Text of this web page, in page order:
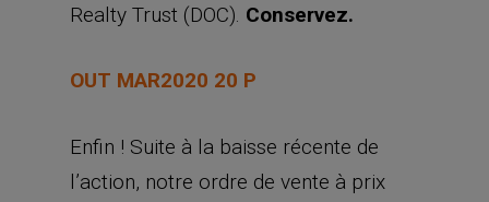
Realty Trust (DOC). Conservez.
OUT MAR2020 20 P
Enfin ! Suite à la baisse récente de
l’action, notre ordre de vente à prix